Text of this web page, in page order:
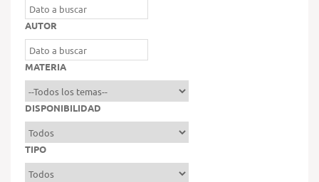
AUTOR
MATERIA
DISPONIBILIDAD
TIPO